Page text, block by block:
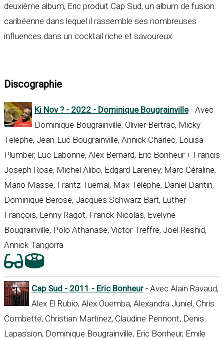
deuxième album, Eric produit Cap Sud, un album de fusion
caribéenne dans lequel il rassemble ses nombreuses
influences dans un cocktail riche et savoureux.
Discographie
Ki Nov ? - 2022 - Dominique Bougrainville- Avec
Dominique Bougrainville, Olivier Bertrac, Micky
Telephe, Jean-Luc Bougrainville, Annick Charlec, Louisa
Plumber, Luc Labonne, Alex Bernard, Eric Bonheur + Francis
Joseph-Rose, Michel Alibo, Edgard Lareney, Marc Céraline,
Mario Masse, Frantz Tuernal, Max Télèphe, Daniel Dantin,
Dominique Berose, Jacques Schwarz-Bart, Luther
François, Lenny Ragot, Franck Nicolas, Evelyne
Bougrainville, Polo Athanase, Victor Treffre, Joël Reshid,
Annick Tangorra
Cap Sud - 2011 - Eric Bonheur - Avec Alain Ravaud,
Alex El Rubio, Alex Ouemba, Alexandra Juniel, Chris
Combette, Christian Martinez, Claudine Pennont, Denis
Lapassion, Dominique Bougrainville, Eric Bonheur, Emile